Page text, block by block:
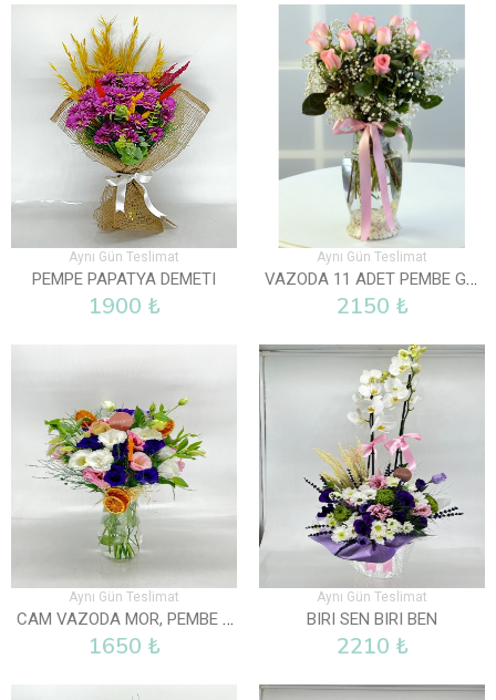
Aynı Gün Teslimat
PEMPE PAPATYA DEMETI
1900 ₺
Aynı Gün Teslimat
VAZODA 11 ADET PEMBE GÜL
2150 ₺
Aynı Gün Teslimat
CAM VAZODA MOR, PEMBE VE BEYAZ LISYANTUS
1650 ₺
Aynı Gün Teslimat
BIRI SEN BIRI BEN
2210 ₺